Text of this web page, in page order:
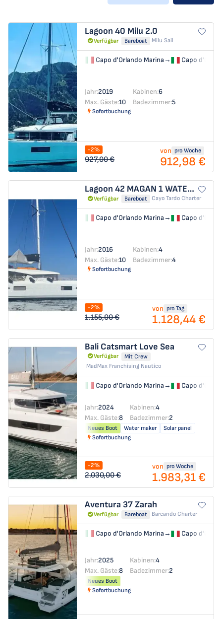
Lagoon 40 Milu 2.0
Verfügbar Bareboat Milu Sail
Capo d'Orlando Marina→ Capo
Jahr:2019 Kabinen:6
Max. Gäste:10 Badezimmer:5
Sofortbuchung
-2%
927,00 €
von pro Woche
912,98 €
Lagoon 42 MAGAN 1 WATER MAKER - PANNELS
Verfügbar Bareboat Cayo Tardo Charter
Capo d'Orlando Marina→ Capo
Jahr:2016 Kabinen:4
Max. Gäste:10 Badezimmer:4
Sofortbuchung
-2%
1.155,00 €
von pro Tag
1.128,44 €
Bali Catsmart Love Sea
Verfügbar
Mit Crew
MadMax Franchising Nautico
Capo d'Orlando Marina→ Capo
Jahr:2024 Kabinen:4
Max. Gäste:8 Badezimmer:2
Neues Boot Water maker
Solar panel
Sofortbuchung
-2%
2.030,00 €
von pro Woche
1.983,31 €
Aventura 37Zarah
Verfügbar Bareboat Barcando Charter
Capo d'Orlando Marina→ Capo
Jahr:2025 Kabinen:4
Max. Gäste:8 Badezimmer:2
Neues Boot
Sofortbuchung